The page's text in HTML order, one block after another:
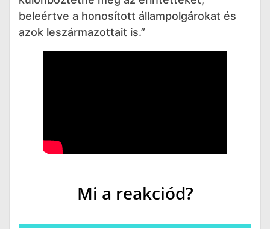
beleértve a honosított állampolgárokat és
azok leszármazottait is.”
Mi a reakciód?